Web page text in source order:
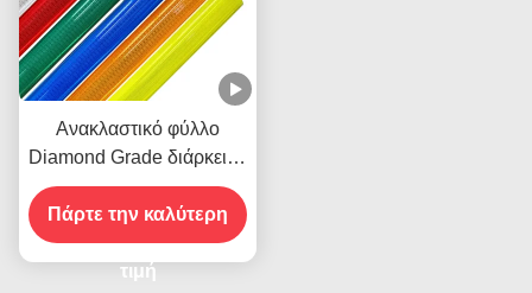
Ανακλαστικό φύλλο
Diamond Grade διάρκειας
10 ετών με ευαίσθητη
στην πίεση κόλλα και
κατασκευή πλήρους
πρισματικού κύβου
Πάρτε την καλύτερη
τιμή